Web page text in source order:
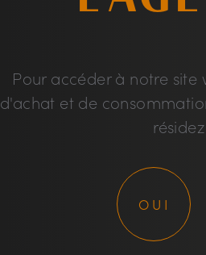
Pour accéder à notre
d'achat et de
OUI